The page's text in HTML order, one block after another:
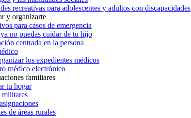
recreativas para adolescentes y adultos con discapacidades
y organizarte
para casos de emergencia
no puedas cuidar de tu hijo
centrada en la persona
los expedientes médicos
médico electrónico
familiares
tu hogar
militares
de áreas rurales